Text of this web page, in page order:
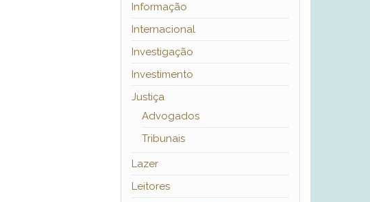
Informação
Internacional
Investigação
Investimento
Justiça
Advogados
Tribunais
Lazer
Leitores